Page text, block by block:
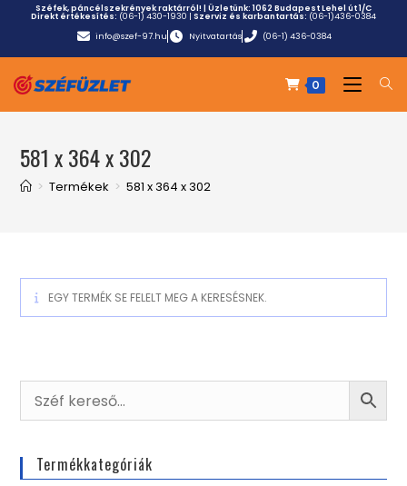
Széfek, páncélszekrények raktárról! | Üzletünk:1062 Budapest Lehel út 1/C
Direkt értékesítés: (06-1) 430-1930 | Szerviz és karbantartás: (06-1)436-0384
info@szef-97.hu
Nyitvatartás (06-1) 436-0384
0
581 x 364 x 302
> Termékek > 581 x 364 x 302
EGY TERMÉK SE FELELT MEG A KERESÉSNEK.
Termékkategóriák